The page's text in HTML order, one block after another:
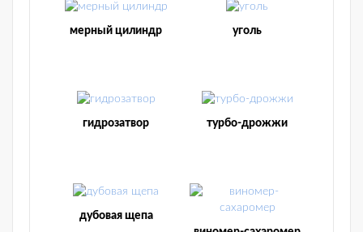
мерный цилиндр уголь
гидрозатвор турбо-дрожжи
дубовая щепа